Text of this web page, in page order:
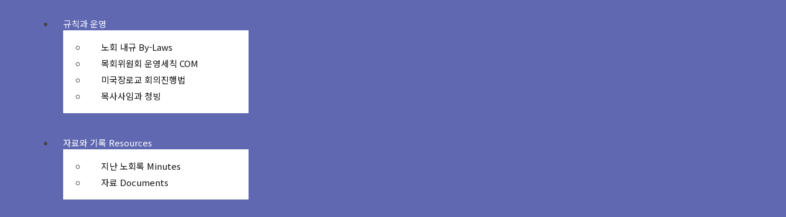
규칙과 운영
노회 내규 By-Laws
목회위원회 운영세칙 COM
미국장로교 회의진행법
목사사임과 청빙
자료와 기록 Resources
지난 노회록 Minutes
자료 Documents